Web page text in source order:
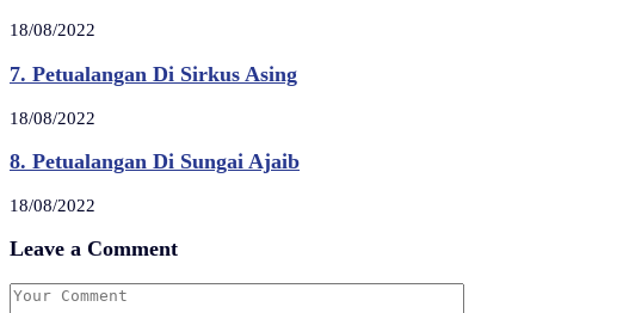
18/08/2022
7. Petualangan Di Sirkus Asing
18/08/2022
8. Petualangan Di Sungai Ajaib
18/08/2022
Leave a Comment